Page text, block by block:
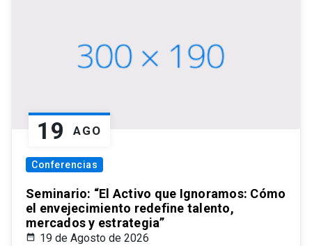
19 AGO
Conferencias
Seminario: “El Activo que Ignoramos: Cómo
el envejecimiento redefine talento,
mercados y estrategia”
19 de Agosto de 2026